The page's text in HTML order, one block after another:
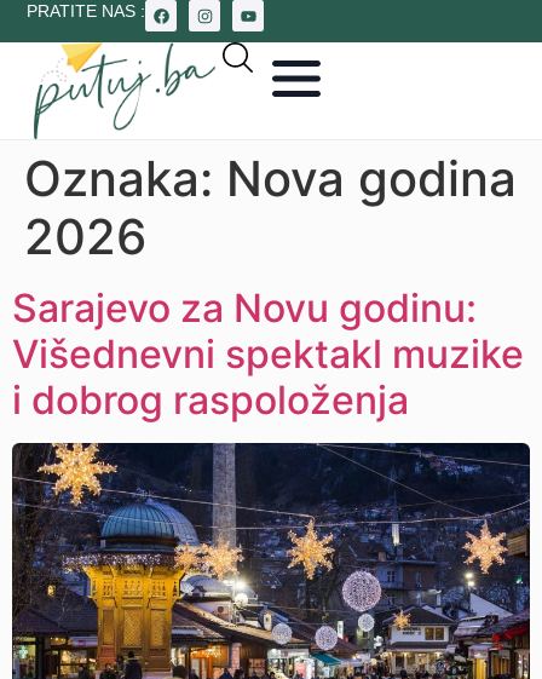
PRATITE NAS :
Oznaka: Nova godina
2026
Sarajevo za Novu godinu:
Višednevni spektakl muzike
i dobrog raspoloženja